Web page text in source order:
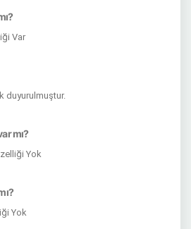
Var
duyurulmuştur.
mı?
Yok
Yok